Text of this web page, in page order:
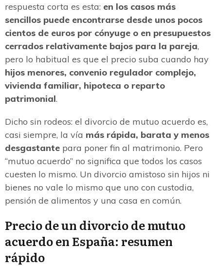
respuesta corta es esta: en los casos más
sencillos puede encontrarse desde unos pocos
cientos de euros por cónyuge o en presupuestos
cerrados relativamente bajos para la pareja,
pero lo habitual es que el precio suba cuando hay
hijos menores, convenio regulador complejo,
vivienda familiar, hipoteca o reparto
patrimonial.
Dicho sin rodeos: el divorcio de mutuo acuerdo es,
casi siempre, la vía más rápida, barata y menos
desgastante para poner fin al matrimonio. Pero
“mutuo acuerdo” no significa que todos los casos
cuesten lo mismo. Un divorcio amistoso sin hijos ni
bienes no vale lo mismo que uno con custodia,
pensión de alimentos y una casa en común.
Precio de un divorcio de mutuo
acuerdo en España: resumen
rápido